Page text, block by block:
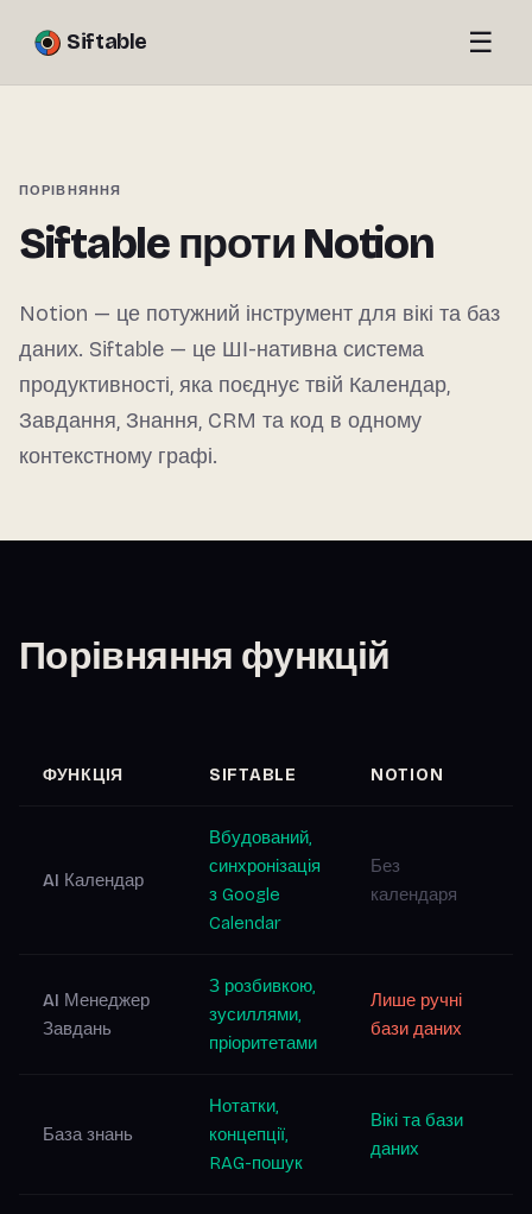
Siftable ☰
ПОРІВНЯННЯ
Siftable проти Notion
Notion — це потужний інструмент для вікі та баз
даних. Siftable — це ШІ-нативна система
продуктивності, яка поєднує твій Календар,
Завдання, Знання, CRM та код в одному
контекстному графі.
Порівняння функцій
ФУНКЦІЯ SIFTABLE NOTION
AI Календар
Вбудований,
синхронізація
з Google
Calendar
Без
календаря
AI Менеджер
Завдань
З розбивкою,
зусиллями,
пріоритетами
Лише ручні
бази даних
База знань
Нотатки,
концепції,
RAG-пошук
Вікі та бази
даних